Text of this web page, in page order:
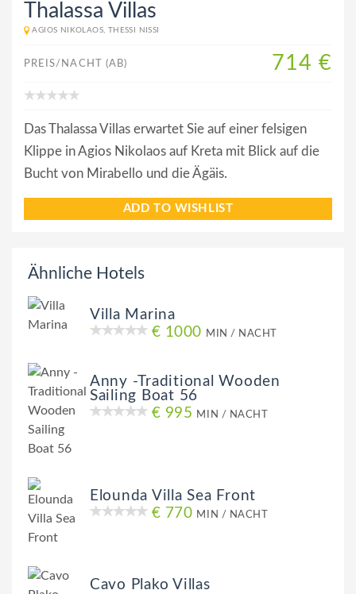
Thalassa Villas
AGIOS NIKOLAOS, THESSI NISSI
PREIS/NACHT (AB) 714 €
Das Thalassa Villas erwartet Sie auf einer felsigen
Klippe in Agios Nikolaos auf Kreta mit Blick auf die
Bucht von Mirabello und die Ägäis.
ADD TO WISHLIST
Ähnliche Hotels
Villa Marina
€ 1000 MIN / NACHT
Anny -Traditional Wooden
Sailing Boat 56
€ 995 MIN / NACHT
Elounda Villa Sea Front
€ 770 MIN / NACHT
Cavo Plako Villas